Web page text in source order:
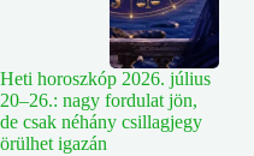
Heti horoszkóp 2026. július
20–26.: nagy fordulat jön,
de csak néhány csillagjegy
örülhet igazán